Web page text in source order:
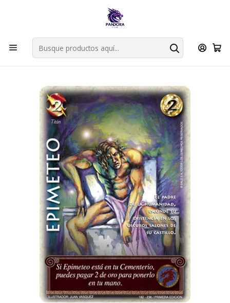
Por compras en cartas singles superiores a 49.990 el envio es
Explorar singles
Inicio Juegos de cartas TCG Mitos y Leyendas TCG
Singles Primer Bloque MYL